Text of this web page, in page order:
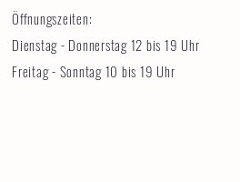
Öffnungszeiten:
Dienstag - Donnerstag 12 bis 19 Uhr
Freitag - Sonntag 10 bis 19 Uhr